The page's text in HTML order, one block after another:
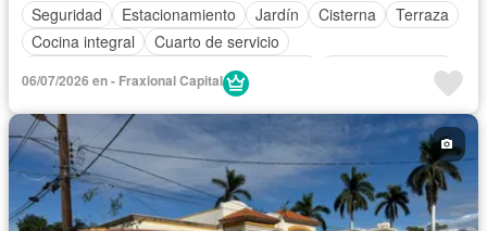
Seguridad
Estacionamiento Jardín Cisterna
Terraza
Cocina integral
Cuarto de servicio
Acceso para personas con discapacidad
Cocina equipada
Aire acondicionado
Despacho
Recámara con closet
06/07/2026 en - Fraxional Capital